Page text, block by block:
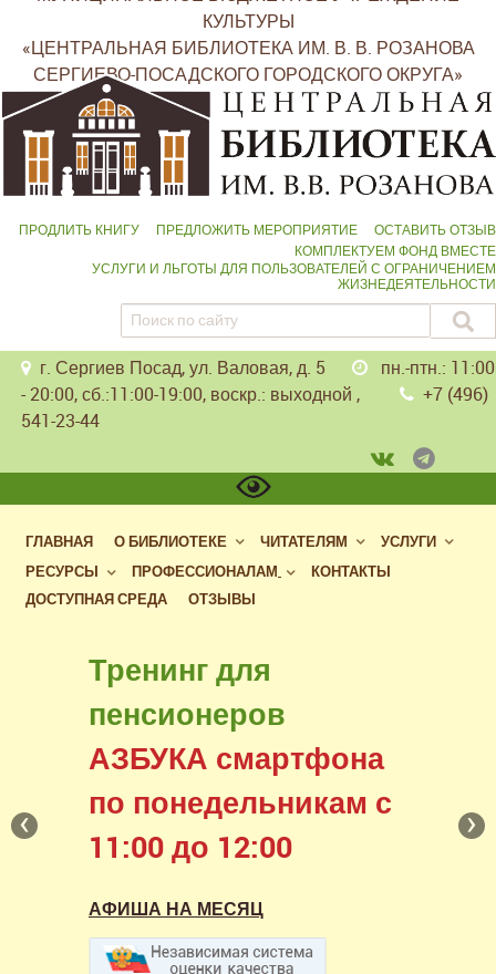
КУЛЬТУРЫ
«ЦЕНТРАЛЬНАЯ БИБЛИОТЕКА ИМ. В. В. РОЗАНОВА
СЕРГИЕВО-ПОСАДСКОГО ГОРОДСКОГО ОКРУГА»
ПРОДЛИТЬ КНИГУ ПРЕДЛОЖИТЬ МЕРОПРИЯТИЕ
ОСТАВИТЬ ОТЗЫВ
КОМПЛЕКТУЕМ ФОНД ВМЕСТЕ
УСЛУГИ И ЛЬГОТЫ ДЛЯ ПОЛЬЗОВАТЕЛЕЙ С ОГРАНИЧЕНИЕМ
ЖИЗНЕДЕЯТЕЛЬНОСТИ
г. Сергиев Посад, ул. Валовая, д. 5
пн.-птн.: 11:00
- 20:00, сб.:11:00-19:00, воскр.: выходной ,
+7 (496)
541-23-44
ГЛАВНАЯ О БИБЛИОТЕКЕ ЧИТАТЕЛЯМ
УСЛУГИ
РЕСУРСЫ
ПРОФЕССИОНАЛАМ
КОНТАКТЫ
ДОСТУПНАЯ СРЕДА
ОТЗЫВЫ
Бесплатный доступ
к фондам российских
библиотек
в нашем читальном зале
АФИША НА МЕСЯЦ
Тренинг для
пенсионеров
АЗБУКА смартфона
по понедельникам с
11:00 до 12:00
АФИША НА МЕСЯЦ
›
‹